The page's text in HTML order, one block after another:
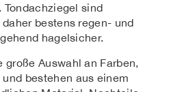
Tondachziegel sind
bestens regen- und
hagelsicher.
Auswahl an Farben,
bestehen aus einem